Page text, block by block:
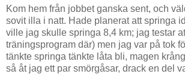
Kom hem från jobbet ganska sent, och
sovit illa i natt. Hade planerat att springa
ville jag skulle springa 8,4 km; jag testar
träningsprogram där) men jag var på tok
tänkte springa tänkte låta bli, magen
så åt jag ett par smörgåsar, drack en del